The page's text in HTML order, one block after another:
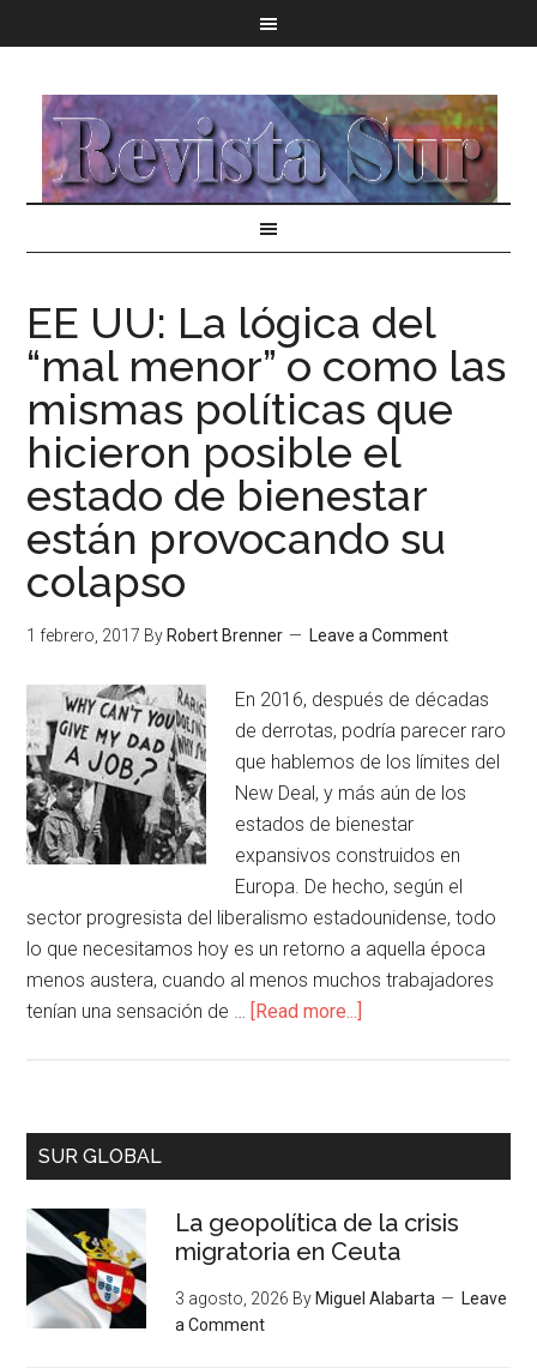
EE UU: La lógica del
“mal menor” o como las
mismas políticas que
hicieron posible el
estado de bienestar
están provocando su
colapso
1 febrero, 2017 By Robert Brenner Leave a Comment
En 2016, después de décadas
de derrotas, podría parecer raro
que hablemos de los límites del
New Deal, y más aún de los
estados de bienestar
expansivos construidos en
Europa. De hecho, según el
sector progresista del liberalismo estadounidense, todo
lo que necesitamos hoy es un retorno a aquella época
menos austera, cuando al menos muchos trabajadores
tenían una sensación de … [Read more...]
SUR GLOBAL
La geopolítica de la crisis
migratoria en Ceuta
3 agosto, 2026 By Miguel Alabarta
Leave
a Comment